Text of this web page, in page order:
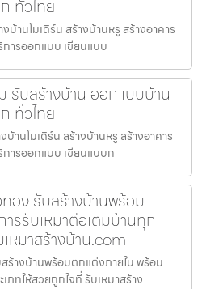
ทั่วไทย
บ้านโมเดิร์น สร้างบ้านหรู สร้างอาคาร
ารออกแบบ เขียนแบบ
รับสร้างบ้าน ออกแบบบ้าน
ทั่วไทย
บ้านโมเดิร์น สร้างบ้านหรู สร้างอาคาร
การออกแบบ เขียนแบบก
อง รับสร้างบ้านพร้อม
รรับเหมาต่อเติมบ้านทุก
หมาสร้างบ้าน.com
ร้างบ้านพร้อมตกแต่งภายใน พร้อม
ภทให้สวยถูกใจที่ รับเหมาสร้าง